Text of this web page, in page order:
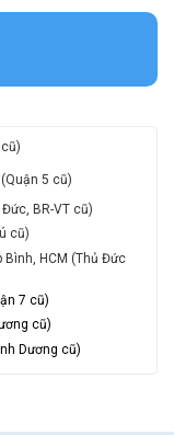
cũ)
(Quận 5 cũ)
BR-VT cũ)
cũ)
Bình, HCM (Thủ Đức
7 cũ)
cũ)
Dương cũ)